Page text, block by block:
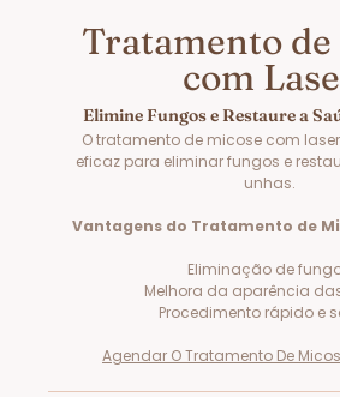
Tratamento de
com
Elimine Fungos e Restaure a
O tratamento de micose com
eficaz para eliminar fungos e
unhas.
Vantagens do Tratamento de
Eliminação de
Melhora da aparência
Procedimento rápido e
Agendar O Tratamento De